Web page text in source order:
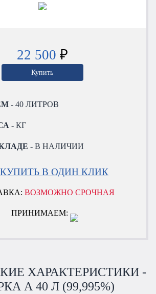
22 500 ₽
Купить
- 40 ЛИТРОВ
- КГ
- В НАЛИЧИИ
КУПИТЬ В ОДИН КЛИК
ВОЗМОЖНО СРОЧНАЯ
ПРИНИМАЕМ:
ХАРАКТЕРИСТИКИ -
А 40 Л (99,995%)